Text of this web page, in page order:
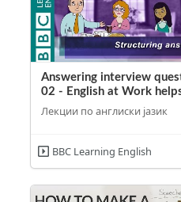
Answering interview
02 - English at Work
Лекции по англиски јазик
BBC Learning English